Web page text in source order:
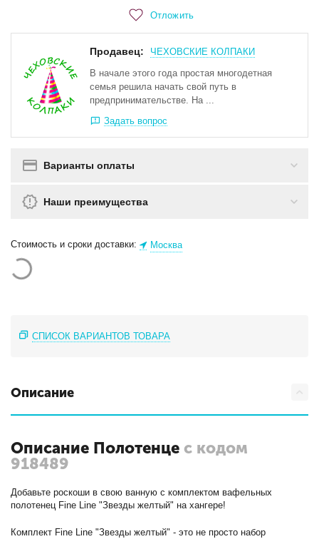
Отложить
Продавец:
ЧЕХОВСКИЕ КОЛПАКИ
В начале этого года простая многодетная
семья решила начать свой путь в
предпринимательстве. На ...
Задать вопрос
Варианты оплаты
Наши преимущества
Стоимость и сроки доставки: Москва
СПИСОК ВАРИАНТОВ ТОВАРА
Описание
Описание Полотенце с кодом
918489
Добавьте роскоши в свою ванную с комплектом вафельных
полотенец Fine Line "Звезды желтый" на хангере!
Комплект Fine Line "Звезды желтый" - это не просто набор